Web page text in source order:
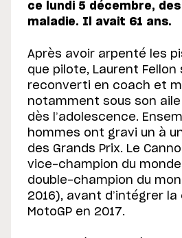
ce lundi 5 décembre, des
maladie. Il avait 61 ans.
Après avoir arpenté les
que pilote, Laurent Fellon
reconverti en coach et
notamment sous son
dès l’adolescence.
hommes ont gravi un à
des Grands Prix. Le
vice-champion du monde
double-champion du
2016), avant d’intégrer
MotoGP en 2017.